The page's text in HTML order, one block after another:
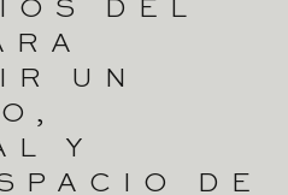
DEL
UN
Y
DE